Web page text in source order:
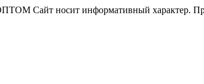
Сайт носит информативный характер.